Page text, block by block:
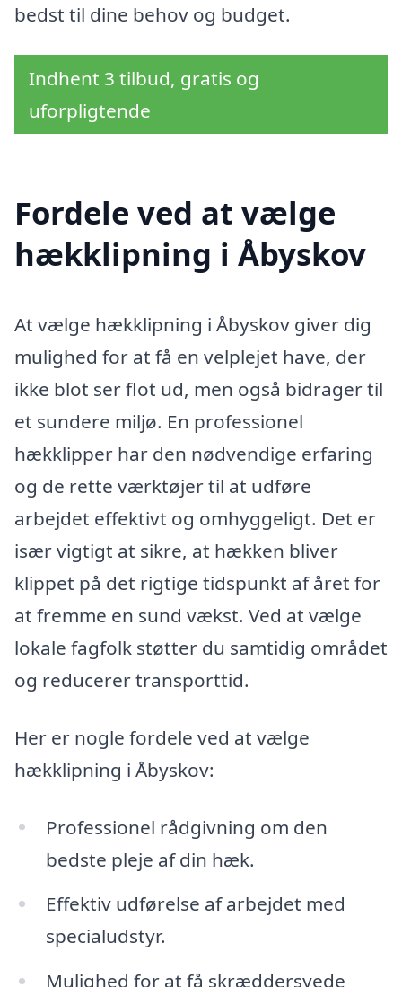
bedst til dine behov og budget.
Indhent 3 tilbud, gratis og
uforpligtende
Fordele ved at vælge
hækklipning i Åbyskov
At vælge hækklipning i Åbyskov giver dig
mulighed for at få en velplejet have, der
ikke blot ser flot ud, men også bidrager til
et sundere miljø. En professionel
hækklipper har den nødvendige erfaring
og de rette værktøjer til at udføre
arbejdet effektivt og omhyggeligt. Det er
især vigtigt at sikre, at hækken bliver
klippet på det rigtige tidspunkt af året for
at fremme en sund vækst. Ved at vælge
lokale fagfolk støtter du samtidig området
og reducerer transporttid.
Her er nogle fordele ved at vælge
hækklipning i Åbyskov:
Professionel rådgivning om den
bedste pleje af din hæk.
Effektiv udførelse af arbejdet med
specialudstyr.
Mulighed for at få skræddersyede